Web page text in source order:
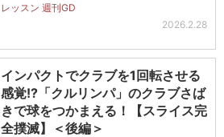
レッスン 週刊GD
2026.2.28
インパクトでクラブを1回転させる
感覚!?「クルリンパ」のクラブさば
きで球をつかまえる！【スライス完
全撲滅】＜後編＞